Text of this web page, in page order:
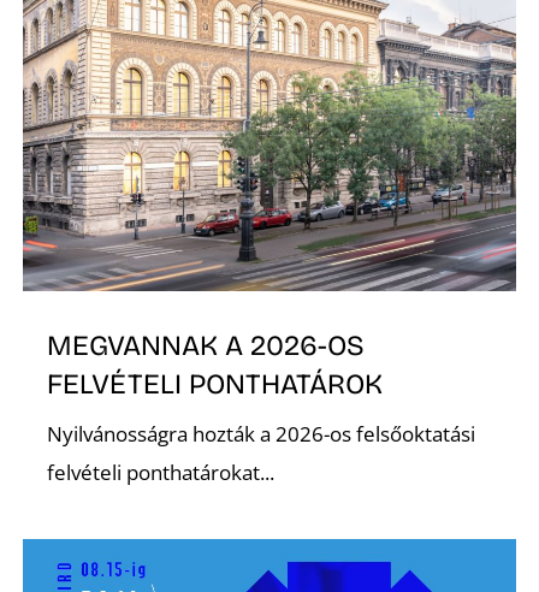
MEGVANNAK A 2026-OS
FELVÉTELI PONTHATÁROK
Nyilvánosságra hozták a 2026-os felsőoktatási
felvételi ponthatárokat...